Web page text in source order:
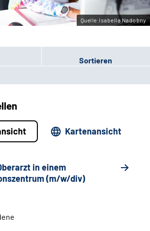
Quelle:Isabella Nadobny
Sortieren
Kartenansicht
in einem
(m/w/div)